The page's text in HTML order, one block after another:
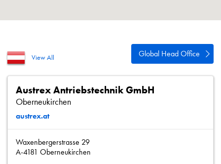
View All Global Head Office
Austrex Antriebstechnik GmbH
Oberneukirchen
austrex.at
Waxenbergerstrasse 29
A-4181 Oberneukirchen
iSource Rejestracja